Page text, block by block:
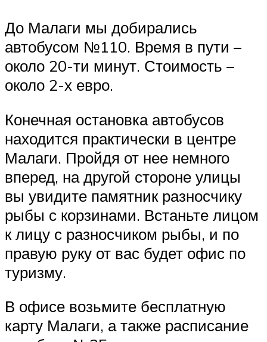
До Малаги мы добирались
автобусом №110. Время в пути –
около 20-ти минут. Стоимость –
около 2-х евро.
Конечная остановка автобусов
находится практически в центре
Малаги. Пройдя от нее немного
вперед, на другой стороне улицы
вы увидите памятник разносчику
рыбы с корзинами. Встаньте лицом
к лицу с разносчиком рыбы, и по
правую руку от вас будет офис по
туризму.
В офисе возьмите бесплатную
карту Малаги, а также расписание